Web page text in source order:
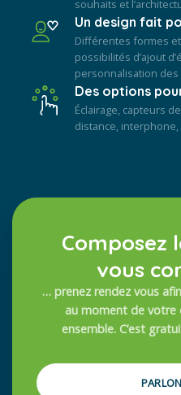
souhaits et
Un design fait
Différentes formes
possibilités d’ajout
personnalisation
Des options
Éclairage, capteurs
distance,
Composez
vous
… prenez rendez vous
au moment de votre
ensemble. C’est